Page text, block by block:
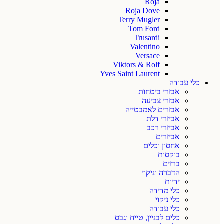
Roja
Roja Dove
Terry Mugler
Tom Ford
Trusardi
Valentino
Versace
Viktors & Rolf
Yves Saint Laurent
כלי עבודה
אבזרי ביטחות
אבזרי צביעה
אבזרים לאמבטייה
אביזרי דלת
אביזרי רכב
אביזרים
אחסון וכלים
בוקסות
ברזים
הדברה וניקוי
ידיות
כלי מדידה
כלי ניקוי
כלי עבודה
כלים לבניין, טייח וגבס